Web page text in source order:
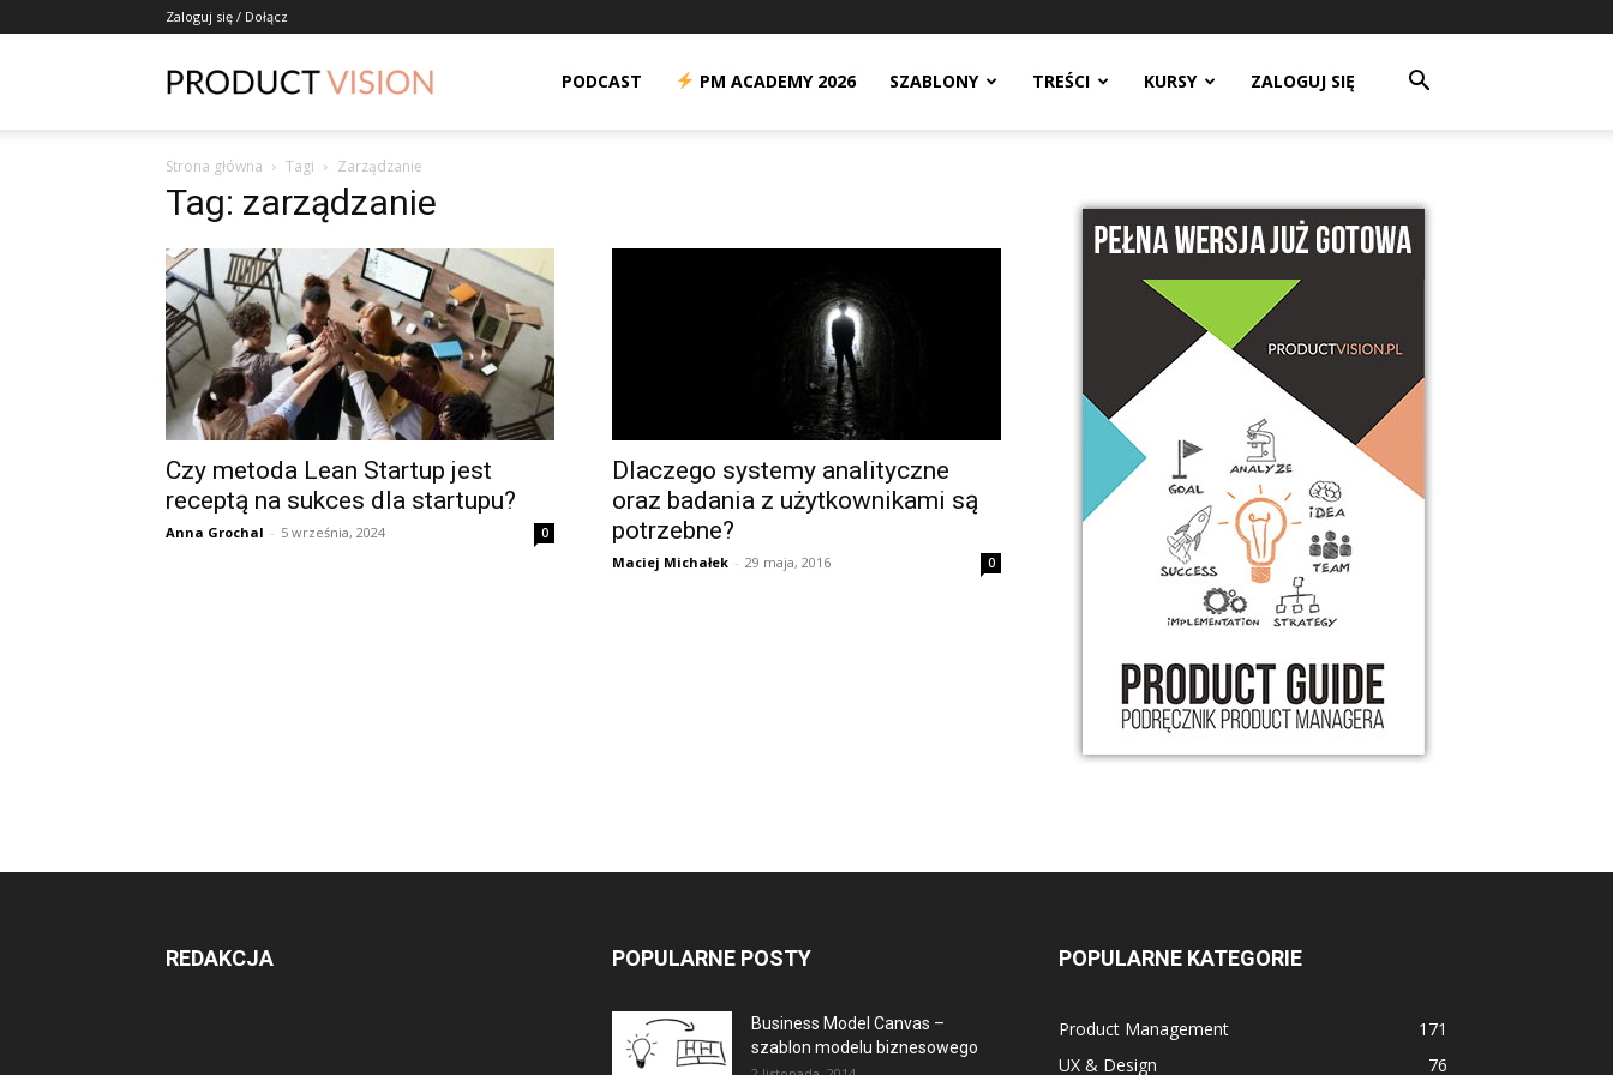
Zaloguj się / Dołącz
PODCAST PM ACADEMY 2026 SZABLONY TREŚCI KURSY ZALOGUJ SIĘ
Strona główna Tagi Zarządzanie
Tag: zarządzanie
Czy metoda Lean Startup jest
receptą na sukces dla startupu?
Anna Grochal - 5 września, 2024 0
Dlaczego systemy analityczne
oraz badania z użytkownikami są
potrzebne?
Maciej Michałek - 29 maja, 2016 0
REDAKCJA POPULARNE POSTY
Business Model Canvas –
szablon modelu biznesowego
POPULARNE KATEGORIE
Product Management
171
UX & Design
76